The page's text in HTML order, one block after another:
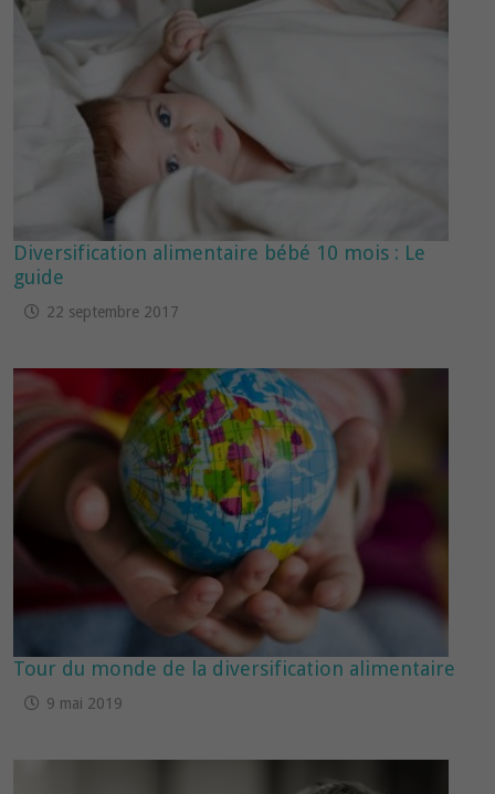
Diversification alimentaire bébé 10 mois : Le
guide
22 septembre 2017
Tour du monde de la diversification alimentaire
9 mai 2019